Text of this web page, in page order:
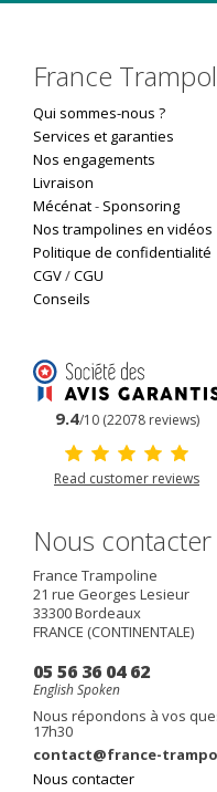
France
Qui sommes-nous ?
Services et garanties
Nos engagements
Livraison
Mécénat- Sponsoring
Nos trampolines en vidéos
Politique de confidentialité
CGV/CGU
Conseils
9.4/10 (22078 reviews)
Read customer reviews
Nous contacter
France Trampoline
21 rue Georges Lesieur
33300Bordeaux
FRANCE (CONTINENTALE)
05 56 36 04 62
English Spoken
Nous répondons à vos
17h30
contact@france-
Nous contacter